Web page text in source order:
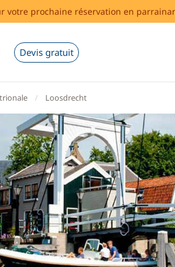
votre prochaine réservation en
Devis gratuit
Loosdrecht